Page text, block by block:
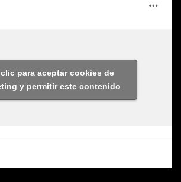
clic para aceptar cookies de
y permitir este contenido